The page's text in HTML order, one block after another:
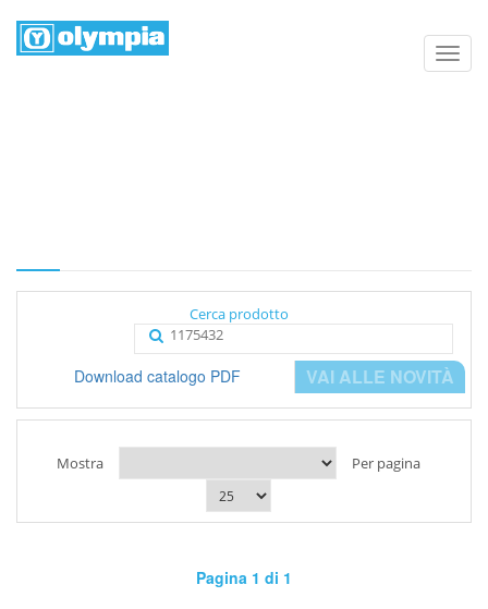
Cerca prodotto
VAI ALLE NOVITÀ
Download catalogo PDF
Mostra Per pagina
Pagina 1 di 1